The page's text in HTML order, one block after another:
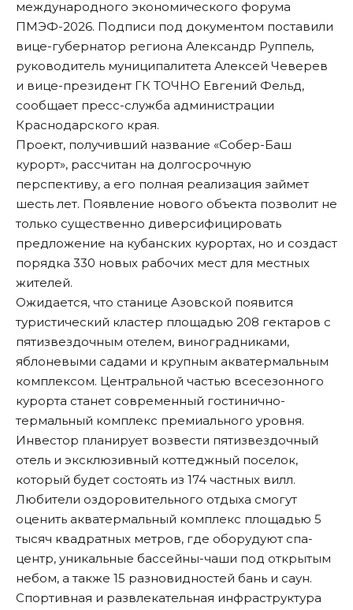
международного экономического форума
ПМЭФ-2026. Подписи под документом поставили
вице-губернатор региона Александр Руппель,
руководитель муниципалитета Алексей Чеверев
и вице-президент ГК ТОЧНО Евгений Фельд,
сообщает пресс-служба администрации
Краснодарского края.
Проект, получивший название «Собер-Баш
курорт», рассчитан на долгосрочную
перспективу, а его полная реализация займет
шесть лет. Появление нового объекта позволит не
только существенно диверсифицировать
предложение на кубанских курортах, но и создаст
порядка 330 новых рабочих мест для местных
жителей.
Ожидается, что станице Азовской появится
туристический кластер площадью 208 гектаров с
пятизвездочным отелем, виноградниками,
яблоневыми садами и крупным акватермальным
комплексом. Центральной частью всесезонного
курорта станет современный гостинично-
термальный комплекс премиального уровня.
Инвестор планирует возвести пятизвездочный
отель и эксклюзивный коттеджный поселок,
который будет состоять из 174 частных вилл.
Любители оздоровительного отдыха смогут
оценить акватермальный комплекс площадью 5
тысяч квадратных метров, где оборудуют спа-
центр, уникальные бассейны-чаши под открытым
небом, а также 15 разновидностей бань и саун.
Спортивная и развлекательная инфраструктура